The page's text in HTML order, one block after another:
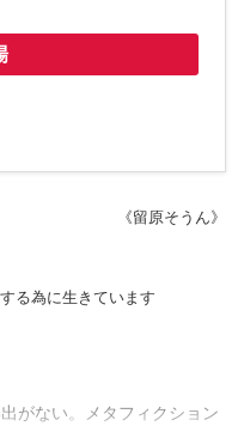
《留原そうん》
る為に生きています
がない。メタフィクション